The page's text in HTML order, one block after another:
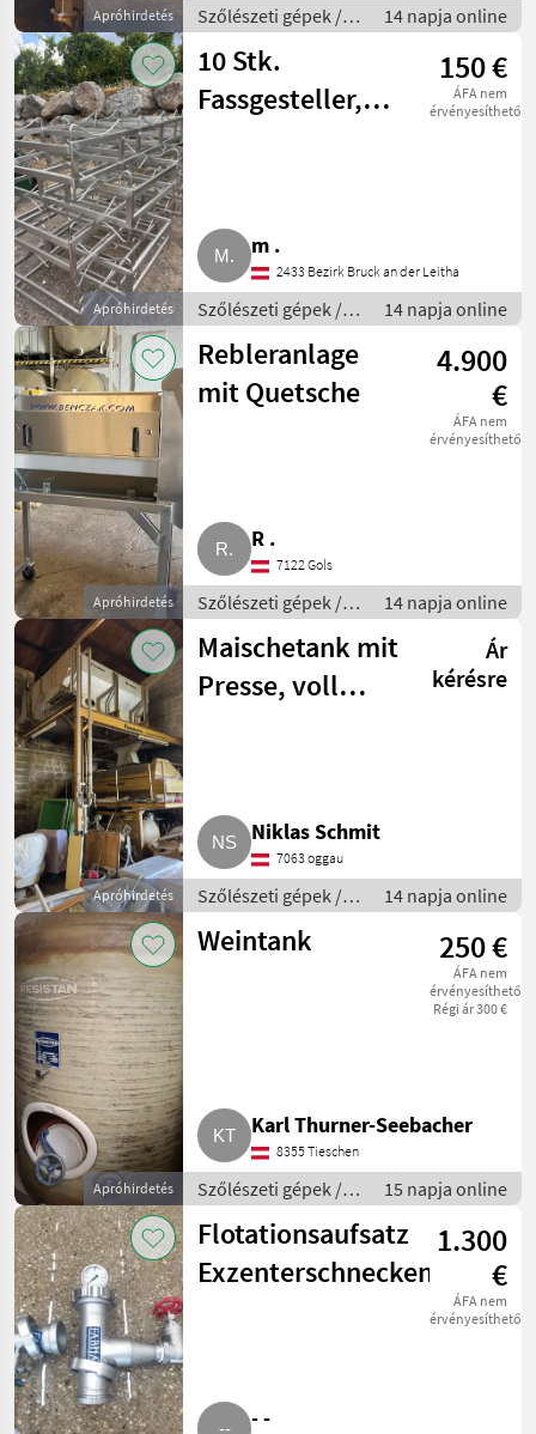
Apróhirdetés
Szőlészeti gépek /
Pincészeti gépek
14 napja online
Apróhirdetés
10 Stk.
Fassgesteller,
150 €
ÁFA nem
érvényesíthető
m .
2433 Bezirk Bruck an der Leitha
Szőlészeti gépek /
Pincészeti gépek
14 napja online
Apróhirdetés
Rebleranlage
mit Quetsche
4.900
€
ÁFA nem
érvényesíthető
R .
7122 Gols
Szőlészeti gépek /
Pincészeti gépek
14 napja online
Apróhirdetés
Maischetank mit
Presse, voll
Ár
kérésre
Niklas Schmit
7063 oggau
Szőlészeti gépek /
Pincészeti gépek
14 napja online
Apróhirdetés
Weintank 250 €
ÁFA nem
érvényesíthető
Régi ár 300 €
Karl Thurner-Seebacher
8355 Tieschen
Szőlészeti gépek /
Pincészeti gépek
15 napja online
Flotationsaufsatz
Exzenterschneckenpumpe
1.300
€
ÁFA nem
érvényesíthető
- -